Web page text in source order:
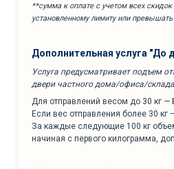
**сумма к оплате с учетом всех
установленному лимиту или превышать
Дополнительная услуга "До
Услуга предусматривает подъем
двери частного дома/офиса/
Для отправлений весом до 30 кг
Если вес отправления более 30 кг
За каждые следующие 100 кг
начиная с первого килограмма,